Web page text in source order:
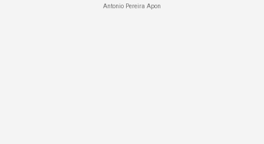
Antonio Pereira Apon